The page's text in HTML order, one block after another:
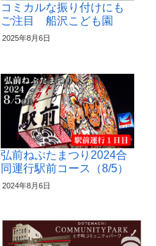
コミカルな振り付けにも
ご注目 船沢こども園
2025年8月6日
弘前ねぷたまつり2024合
同運行駅前コース（8/5）
2024年8月6日